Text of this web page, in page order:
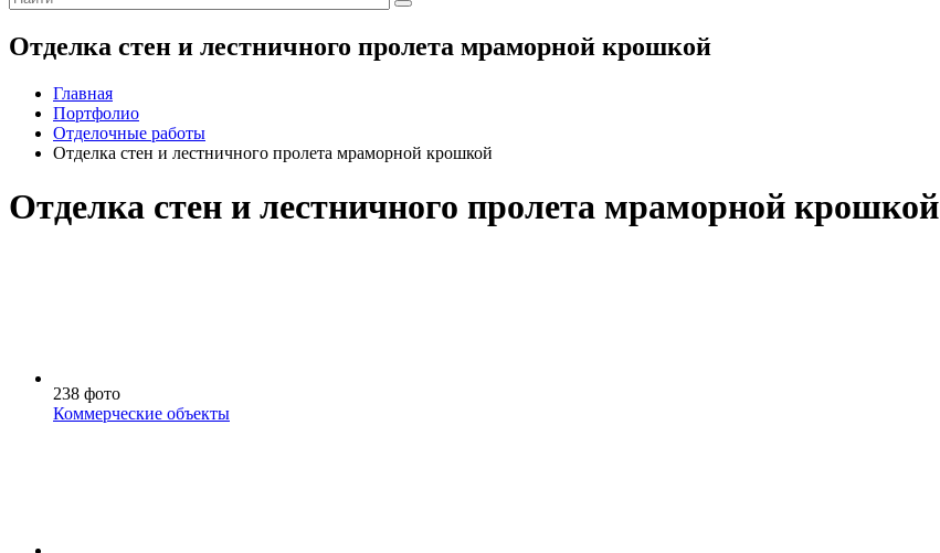
Отделка стен и лестничного пролета мраморной крошкой
Главная
Портфолио
Отделочные работы
Отделка стен и лестничного пролета мраморной крошкой
Отделка стен и лестничного пролета мраморной крошкой
238 фото
Коммерческие объекты